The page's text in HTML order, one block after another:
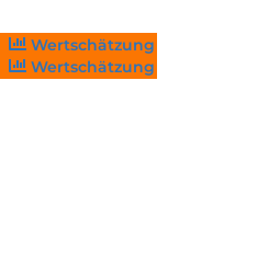
Wertschätzung
Wertschätzung